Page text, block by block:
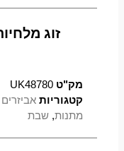
זוג
מק"טUK48780
קטגוריות אביזרים
מתנות,שבת